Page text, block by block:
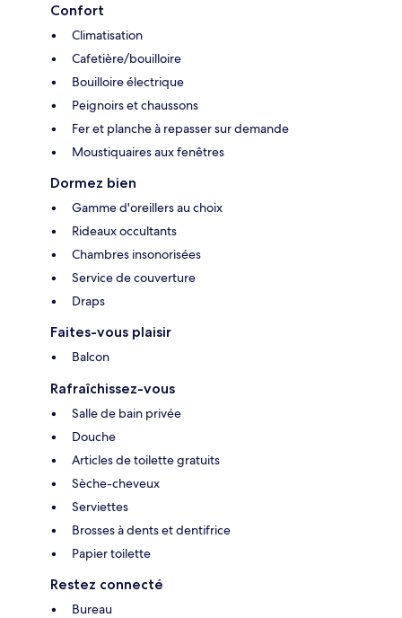
Confort
Climatisation
Cafetière/bouilloire
Bouilloire électrique
Peignoirs et chaussons
Fer et planche à repasser sur demande
Moustiquaires aux fenêtres
Dormez bien
Gamme d'oreillers au choix
Rideaux occultants
Chambres insonorisées
Service de couverture
Draps
Faites-vous plaisir
Balcon
Rafraîchissez-vous
Salle de bain privée
Douche
Articles de toilette gratuits
Sèche-cheveux
Serviettes
Brosses à dents et dentifrice
Papier toilette
Restez connecté
Bureau